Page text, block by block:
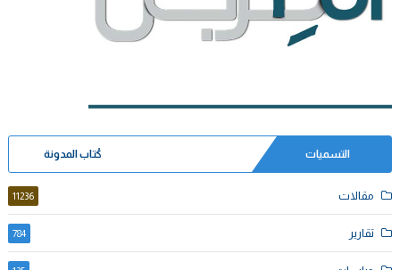
التسميات كُتاب المدونة
مقالات 11236
تقارير 784